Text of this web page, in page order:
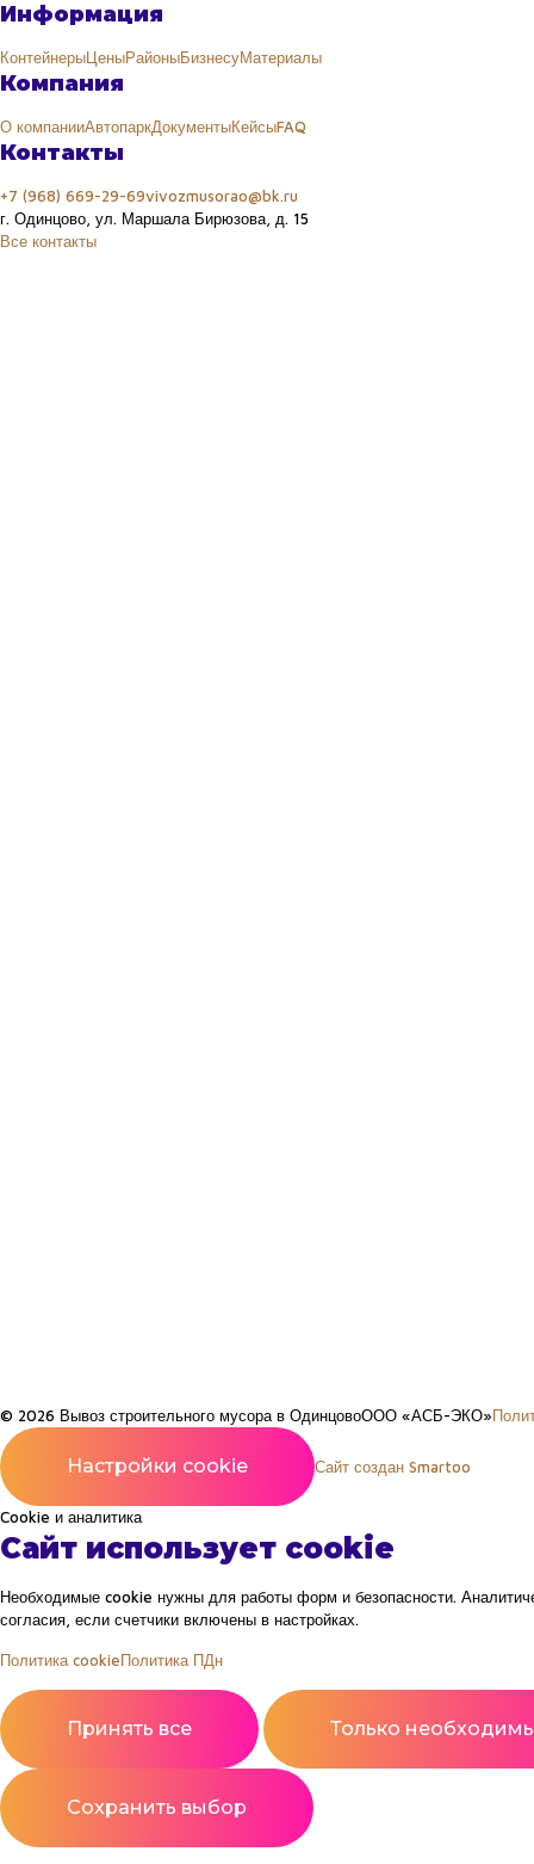
Информация
КонтейнерыЦеныРайоныБизнесуМатериалы
Компания
О компанииАвтопаркДокументыКейсыFAQ
Контакты
+7 (968) 669-29-69vivozmusorao@bk.ru
г. Одинцово, ул. Маршала Бирюзова, д. 15
Все контакты
© 2026 Вывоз строительного мусора в ОдинцовоООО «АСБ-ЭКО»
Настройки cookie Сайт создан Smartoo
Cookie и аналитика
Сайт использует cookie
Необходимые cookie нужны для работы форм и безопасности.
согласия, если счетчики включены в настройках.
Политика cookieПолитика ПДн
Принять все Только
Сохранить выбор